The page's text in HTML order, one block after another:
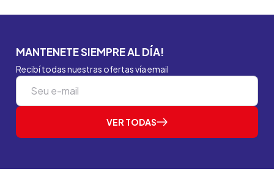
MANTENETE SIEMPRE AL DÍA!
Recibí todas nuestras ofertas vía email
VER TODAS